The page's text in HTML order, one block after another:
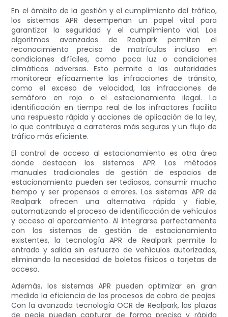
En el ámbito de la gestión y el cumplimiento del tráfico,
los sistemas APR desempeñan un papel vital para
garantizar la seguridad y el cumplimiento vial. Los
algoritmos avanzados de Realpark permiten el
reconocimiento preciso de matrículas incluso en
condiciones difíciles, como poca luz o condiciones
climáticas adversas. Esto permite a las autoridades
monitorear eficazmente las infracciones de tránsito,
como el exceso de velocidad, las infracciones de
semáforo en rojo o el estacionamiento ilegal. La
identificación en tiempo real de los infractores facilita
una respuesta rápida y acciones de aplicación de la ley,
lo que contribuye a carreteras más seguras y un flujo de
tráfico más eficiente.
El control de acceso al estacionamiento es otra área
donde destacan los sistemas APR. Los métodos
manuales tradicionales de gestión de espacios de
estacionamiento pueden ser tediosos, consumir mucho
tiempo y ser propensos a errores. Los sistemas APR de
Realpark ofrecen una alternativa rápida y fiable,
automatizando el proceso de identificación de vehículos
y acceso al aparcamiento. Al integrarse perfectamente
con los sistemas de gestión de estacionamiento
existentes, la tecnología APR de Realpark permite la
entrada y salida sin esfuerzo de vehículos autorizados,
eliminando la necesidad de boletos físicos o tarjetas de
acceso.
Además, los sistemas APR pueden optimizar en gran
medida la eficiencia de los procesos de cobro de peajes.
Con la avanzada tecnología OCR de Realpark, las plazas